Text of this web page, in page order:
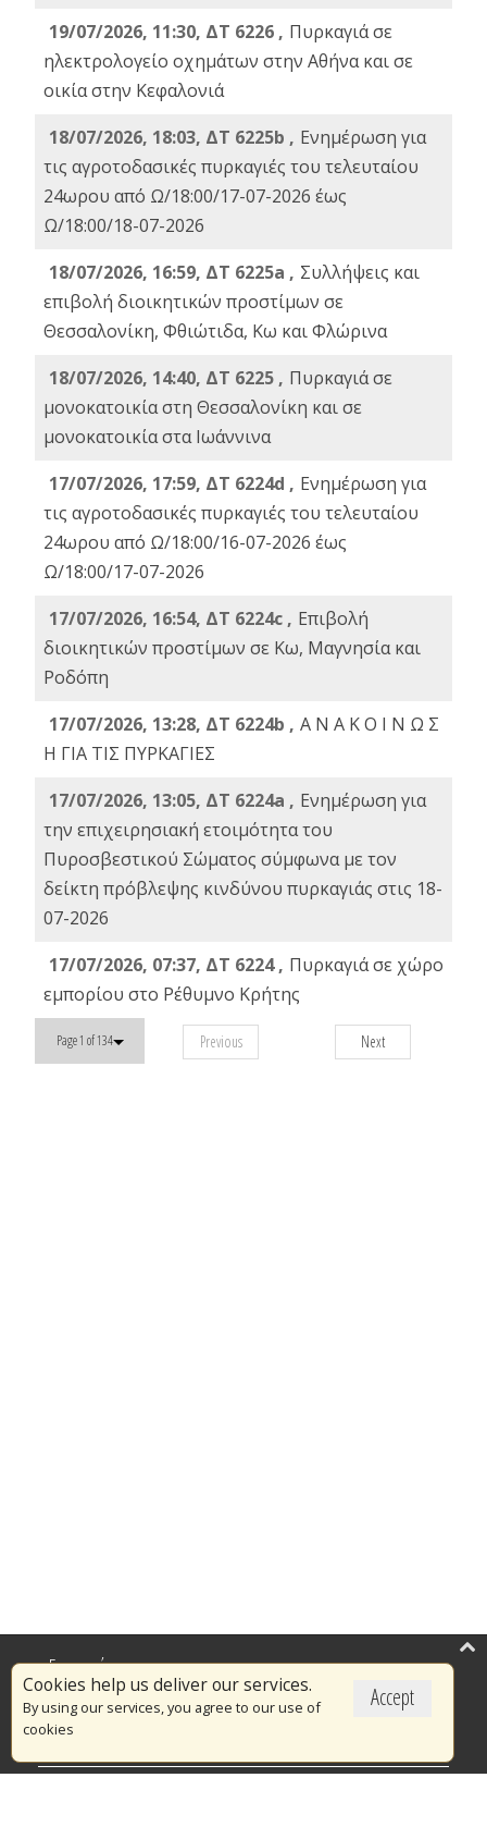
19/07/2026, 11:30, ΔΤ 6226 , Πυρκαγιά σε
ηλεκτρολογείο οχημάτων στην Αθήνα και σε
οικία στην Κεφαλονιά
18/07/2026, 18:03, ΔΤ 6225b , Ενημέρωση για
τις αγροτοδασικές πυρκαγιές του τελευταίου
24ωρου από Ω/18:00/17-07-2026 έως
Ω/18:00/18-07-2026
18/07/2026, 16:59, ΔT 6225a , Συλλήψεις και
επιβολή διοικητικών προστίμων σε
Θεσσαλονίκη, Φθιώτιδα, Κω και Φλώρινα
18/07/2026, 14:40, ΔΤ 6225 , Πυρκαγιά σε
μονοκατοικία στη Θεσσαλονίκη και σε
μονοκατοικία στα Ιωάννινα
17/07/2026, 17:59, ΔΤ 6224d , Ενημέρωση για
τις αγροτοδασικές πυρκαγιές του τελευταίου
24ωρου από Ω/18:00/16-07-2026 έως
Ω/18:00/17-07-2026
17/07/2026, 16:54, ΔΤ 6224c , Επιβολή
διοικητικών προστίμων σε Κω, Μαγνησία και
Ροδόπη
17/07/2026, 13:28, ΔΤ 6224b , Α Ν Α Κ Ο Ι Ν Ω Σ
Η ΓΙΑ ΤΙΣ ΠΥΡΚΑΓΙΕΣ
17/07/2026, 13:05, ΔΤ 6224a , Ενημέρωση για
την επιχειρησιακή ετοιμότητα του
Πυροσβεστικού Σώματος σύμφωνα με τον
δείκτη πρόβλεψης κινδύνου πυρκαγιάς στις 18-
07-2026
17/07/2026, 07:37, ΔΤ 6224 , Πυρκαγιά σε χώρο
εμπορίου στο Ρέθυμνο Κρήτης
Page 1 of 134 Previous Next
Accept
Cookies help us deliver our services.
By using our services, you agree to our use of
cookies
Επικαιρότητα
Το Πυροσβεστικό Σώμα